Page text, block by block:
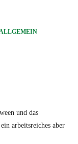
und das
arbeitsreiches aber